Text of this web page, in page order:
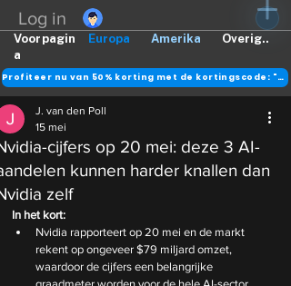
Log in
Europa Amerika Overig..
Voorpagin
a
Profiteer nu van 50% korting met de kortingscode: "DANK"
cijfers op 20 mei: deze 3 AI-
kunnen harder knallen dan
zelf
J. van den Poll
15 mei
In het kort:
Nvidia rapporteert op 20 mei en de markt
rekent op ongeveer $79 miljard omzet,
waardoor de cijfers een belangrijke